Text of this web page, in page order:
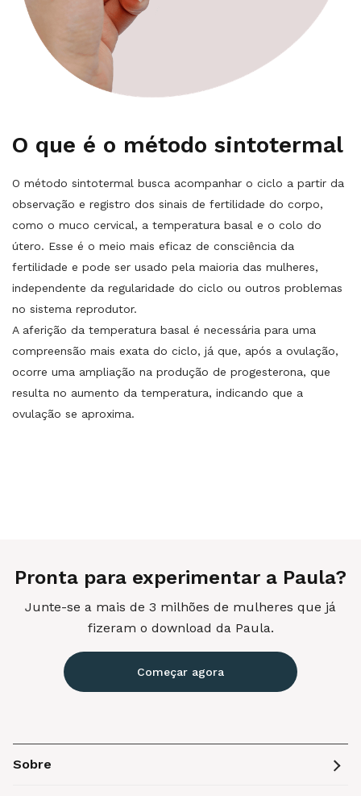
O que é o método sintotermal
O método sintotermal busca acompanhar o ciclo a partir da
observação e registro dos sinais de fertilidade do corpo,
como o muco cervical, a temperatura basal e o colo do
útero. Esse é o meio mais eficaz de consciência da
fertilidade e pode ser usado pela maioria das mulheres,
independente da regularidade do ciclo ou outros problemas
no sistema reprodutor.
A aferição da temperatura basal é necessária para uma
compreensão mais exata do ciclo, já que, após a ovulação,
ocorre uma ampliação na produção de progesterona, que
resulta no aumento da temperatura, indicando que a
ovulação se aproxima.
Pronta para experimentar a Paula?
Junte-se a mais de 3 milhões de mulheres que já
fizeram o download da Paula.
Começar agora
Sobre